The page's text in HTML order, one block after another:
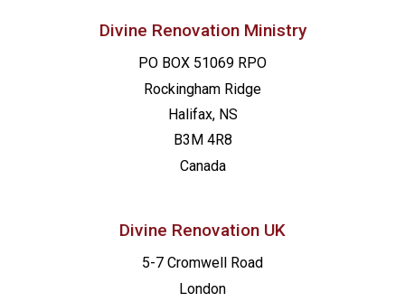
Divine Renovation Ministry
PO BOX 51069 RPO
Rockingham Ridge
Halifax, NS
B3M 4R8
Canada
Divine Renovation UK
5-7 Cromwell Road
London